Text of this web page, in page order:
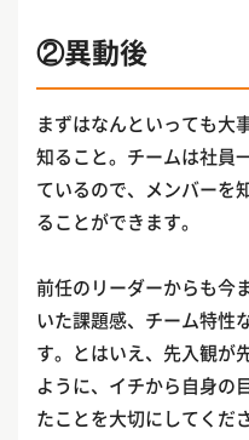
②異動後
まずはなんといっても大
知ること。チームは社員
ているので、メンバーを
ることができます。
前任のリーダーからも今
いた課題感、チーム特性
す。とはいえ、先入観が
ように、イチから自身の
たことを大切にしてくだ